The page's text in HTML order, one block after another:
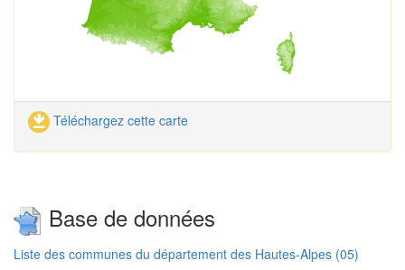
Téléchargez cette carte
Base de données
Liste des communes du département des Hautes-Alpes (05)